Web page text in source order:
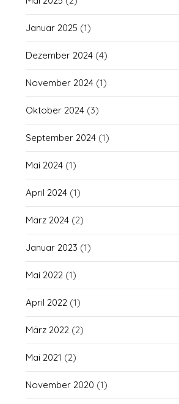
Januar 2025 (1)
Dezember 2024 (4)
November 2024 (1)
Oktober 2024 (3)
September 2024 (1)
Mai 2024 (1)
April 2024 (1)
März 2024 (2)
Januar 2023 (1)
Mai 2022 (1)
April 2022 (1)
März 2022 (2)
Mai 2021 (2)
November 2020 (1)